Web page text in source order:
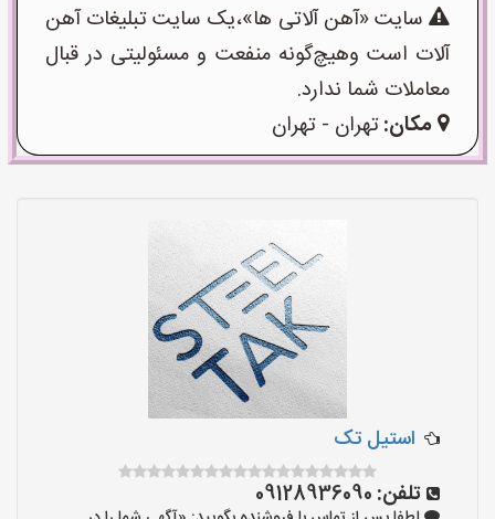
سایت «آهن آلاتی ها»،یک سایت تبلیغات آهن
آلات است وهیچ‌گونه منفعت و مسئولیتی در قبال
معاملات شما ندارد.
مکان:تهران - تهران
استیل تک
تلفن: 09128936090